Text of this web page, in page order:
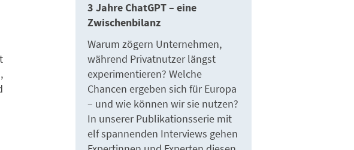
3 Jahre ChatGPT – eine
Zwischenbilanz
Warum zögern Unternehmen,
während Privatnutzer längst
experimentieren? Welche
Chancen ergeben sich für Europa
– und wie können wir sie nutzen?
In unserer Publikationsserie mit
elf spannenden Interviews gehen